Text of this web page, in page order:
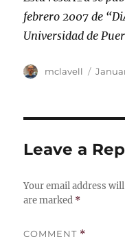
febrero 2007 de
Universidad de
Author
mclavell
Leave a
Your email address
are marked *
COMMENT *